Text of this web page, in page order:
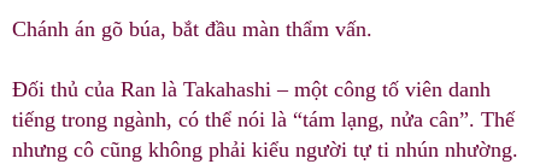
Chánh án gõ búa, bắt đầu màn thẩm vấn.
Đối thủ của Ran là Takahashi – một công tố viên danh
tiếng trong ngành, có thể nói là “tám lạng, nửa cân”. Thế
nhưng cô cũng không phải kiểu người tự ti nhún nhường.